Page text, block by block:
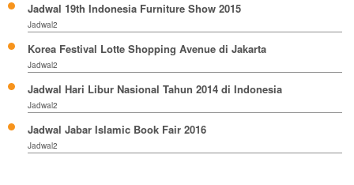
Jadwal 19th Indonesia Furniture Show 2015
Jadwal2
Korea Festival Lotte Shopping Avenue di Jakarta
Jadwal2
Jadwal Hari Libur Nasional Tahun 2014 di Indonesia
Jadwal2
Jadwal Jabar Islamic Book Fair 2016
Jadwal2